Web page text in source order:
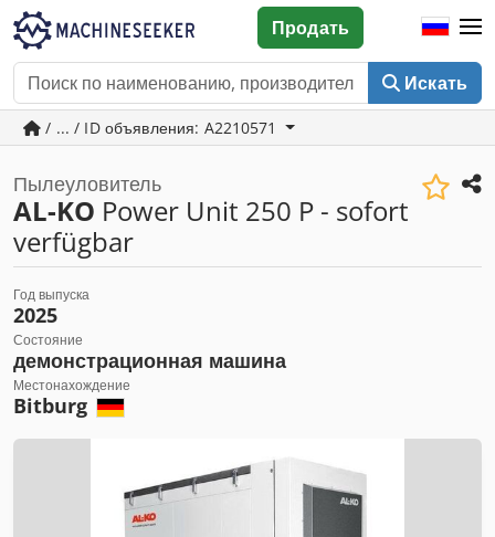
Искать
Продать
/ ... / ID объявления: A2210571
Пылеуловитель
AL-KO Power Unit 250 P - sofort
verfügbar
Год выпуска
2025
Состояние
демонстрационная машина
Местонахождение
Bitburg